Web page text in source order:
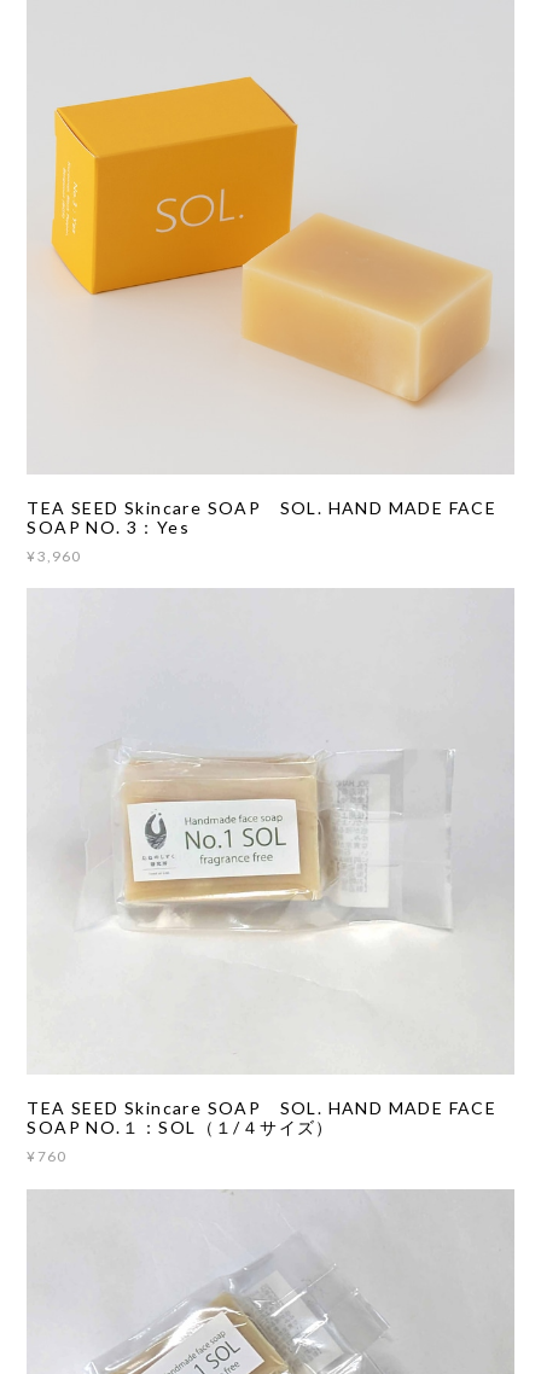
TEA SEED Skincare SOAP SOL. HAND MADE FACE
SOAP NO. 3：Yes
¥3,960
TEA SEED Skincare SOAP SOL. HAND MADE FACE
SOAP NO.１：SOL（１/４サイズ）
¥760